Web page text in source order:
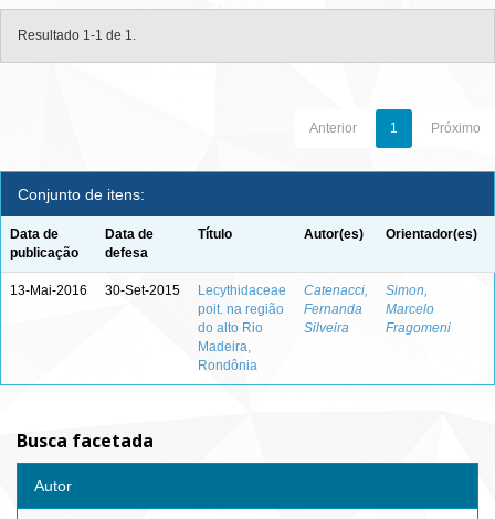
Resultado 1-1 de 1.
Anterior 1 Próximo
Conjunto de itens:
Data de
publicação
Data de
defesa
Título Autor(es) Orientador(es)
13-Mai-2016 30-Set-2015
Lecythidaceae
poit. na região
do alto Rio
Madeira,
Rondônia
Catenacci,
Fernanda
Silveira
Simon,
Marcelo
Fragomeni
Busca facetada
Autor